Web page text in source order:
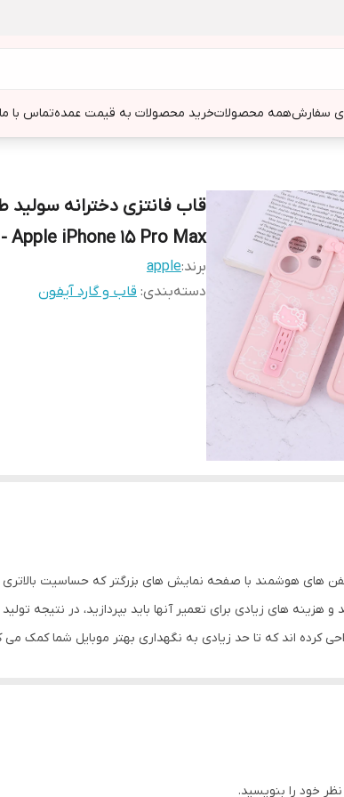
سفارشهمه محصولاتخرید محصولات به قیمت عمدهتماس با ما
قاب فانتزی دخترانه سولید
Apple iPhone 15 Pro Max - صورتی
برند:apple
دسته‌بندی: قاب و گارد آیفون
های هوشمند با صفحه نمایش های بزرگتر که حساسیت
و هزینه های زیادی برای تعمیر آنها باید بپردازید، در نتیجه
کرده اند که تا حد زیادی به نگهداری بهتر موبایل شما کمک می
خورده است. این قاب در قسمت دوربین تلفن همراه طوری طراحی
از دیگر جذابیت های این قاب علاوه بر ظاهر زیبا، وجود
خود را بنویسید.